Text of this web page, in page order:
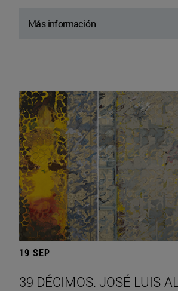
Más información
19 SEP
39 DÉCIMOS. JOSÉ LUIS